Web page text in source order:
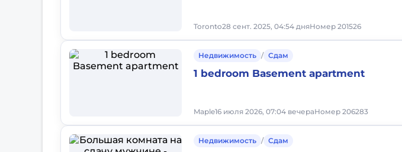
Toronto28 сент. 2025, 04:54 дняНомер 201526
Недвижимость / Сдам
1 bedroom Basement apartment
Maple16 июля 2026, 07:04 вечераНомер 206283
Недвижимость / Сдам